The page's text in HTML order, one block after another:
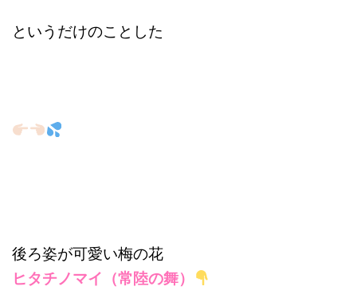
というだけのことした
後ろ姿が可愛い梅の花
ヒタチノマイ（常陸の舞）